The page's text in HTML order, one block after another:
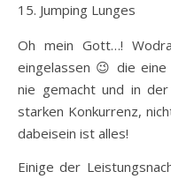
Jumping Lunges
Oh mein Gott…!
eingelassen 😉 die
nie gemacht und in
starken Konkurrenz,
dabeisein ist alles!
Einige der